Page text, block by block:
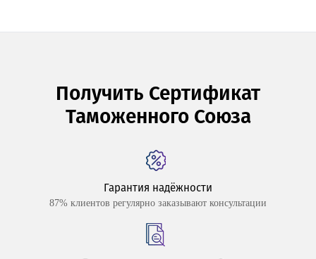
Получить Сертификат
Таможенного Союза
Гарантия надёжности
87% клиентов регулярно заказывают консультации